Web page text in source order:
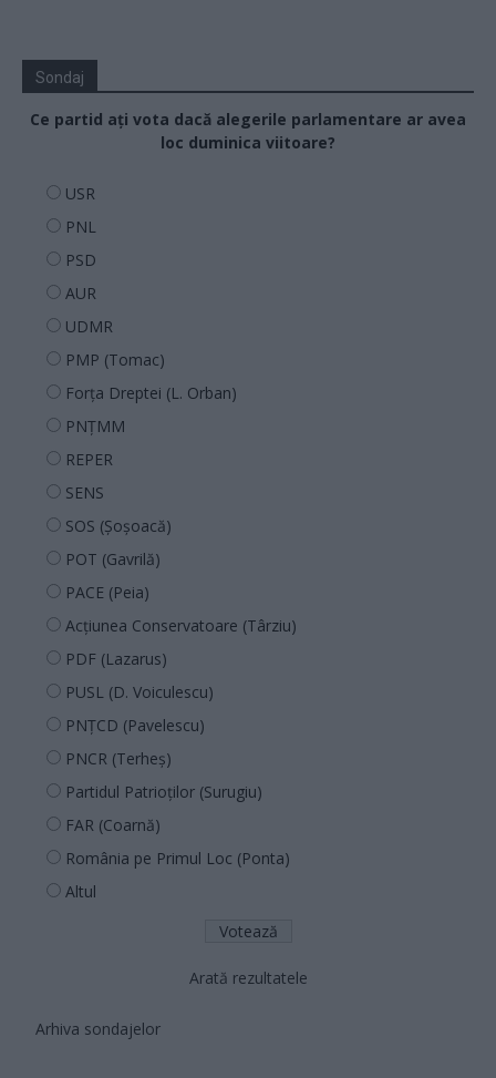
Sondaj
Ce partid ați vota dacă alegerile parlamentare ar avea
loc duminica viitoare?
USR
PNL
PSD
AUR
UDMR
PMP (Tomac)
Forța Dreptei (L. Orban)
PNȚMM
REPER
SENS
SOS (Șoșoacă)
POT (Gavrilă)
PACE (Peia)
Acțiunea Conservatoare (Târziu)
PDF (Lazarus)
PUSL (D. Voiculescu)
PNȚCD (Pavelescu)
PNCR (Terheș)
Partidul Patrioților (Surugiu)
FAR (Coarnă)
România pe Primul Loc (Ponta)
Altul
Arată rezultatele
Arhiva sondajelor